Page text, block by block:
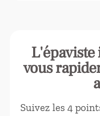
vous
Suivez les 4